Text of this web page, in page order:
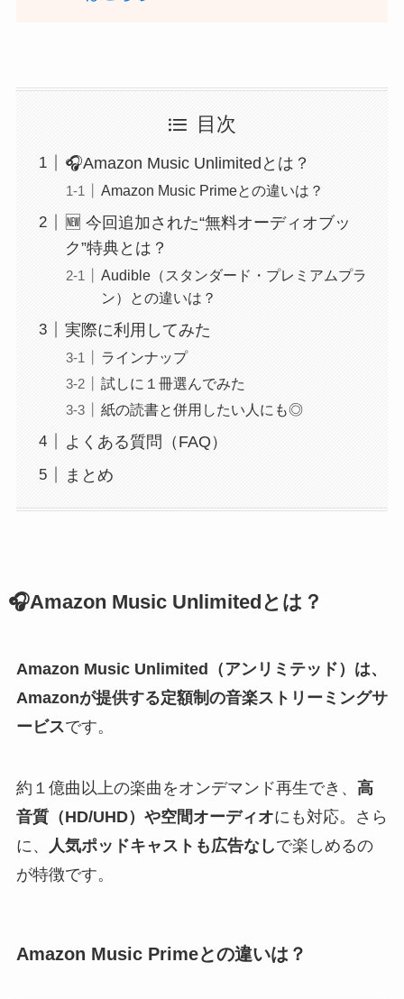
目次
🎧Amazon Music Unlimitedとは？
Amazon Music Primeとの違いは？
🆕 今回追加された“無料オーディオブッ
ク”特典とは？
Audible（スタンダード・プレミアムプラ
ン）との違いは？
実際に利用してみた
ラインナップ
試しに１冊選んでみた
紙の読書と併用したい人にも◎
よくある質問（FAQ）
まとめ
🎧Amazon Music Unlimitedとは？
Amazon Music Unlimited（アンリミテッド） は、
Amazonが提供する定額制の音楽ストリーミングサ
ービスです。
約１億曲以上の楽曲をオンデマンド再生でき、 高
音質（HD/UHD）や空間オーディオにも対応。さら
に、
人気ポッドキャストも広告なしで楽しめるの
が特徴です。
Amazon Music Primeとの違いは？